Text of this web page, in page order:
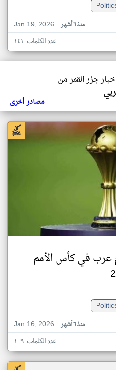
Jan 19, 2026
منذ ٦ أشهر
عدد الكلمات: ١٤١
جزر القمر من
مصادر أخرى
نجوم عرب في كأس الأمم
Jan 16, 2026
منذ ٦ أشهر
عدد الكلمات: ١٠٩